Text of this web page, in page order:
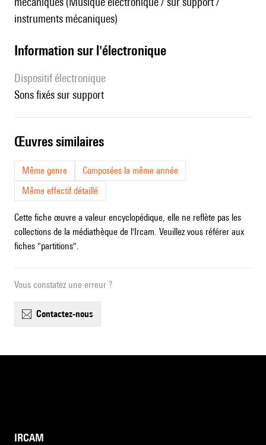
instruments mécaniques)
Information sur l'électronique
Dispositif électronique
sons fixés sur support
œuvres similaires
Même genre
Composées la même année
Même effectif détaillé
Cette fiche œuvre a valeur encyclopédique, elle ne reflète pas les
collections de la médiathèque de l'Ircam. Veuillez vous référer aux
fiches "partitions".
Vous constatez une erreur ?
contactez-nous
IRCAM